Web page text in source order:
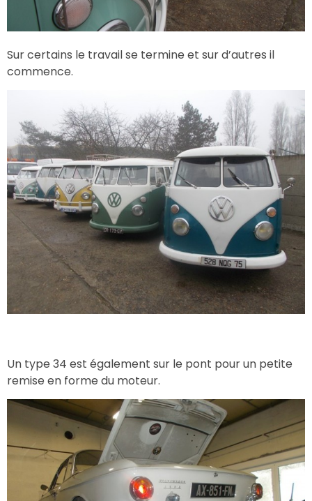
Sur certains le travail se termine et sur d’autres il
commence.
Un type 34 est également sur le pont pour un petite
remise en forme du moteur.